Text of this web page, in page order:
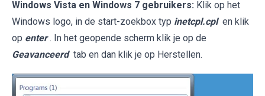
Windows Vista en Windows 7 gebruikers: Klik op het
Windows logo, in de start-zoekbox typ inetcpl.cpl en klik
op enter . In het geopende scherm klik je op de
Geavanceerd tab en dan klik je op Herstellen.